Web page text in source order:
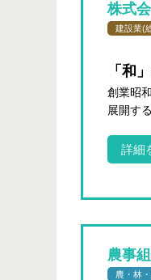
株式
建設業(
「和
創業昭
展開す
詳細
農事
農・林